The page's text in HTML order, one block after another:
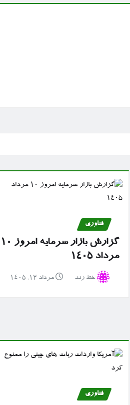
فناوری
گزارش بازار سرمایه امروز ۱۰
مرداد ۱۴۰۵
خط رند مرداد ۱۲, ۱۴۰۵
فناوری